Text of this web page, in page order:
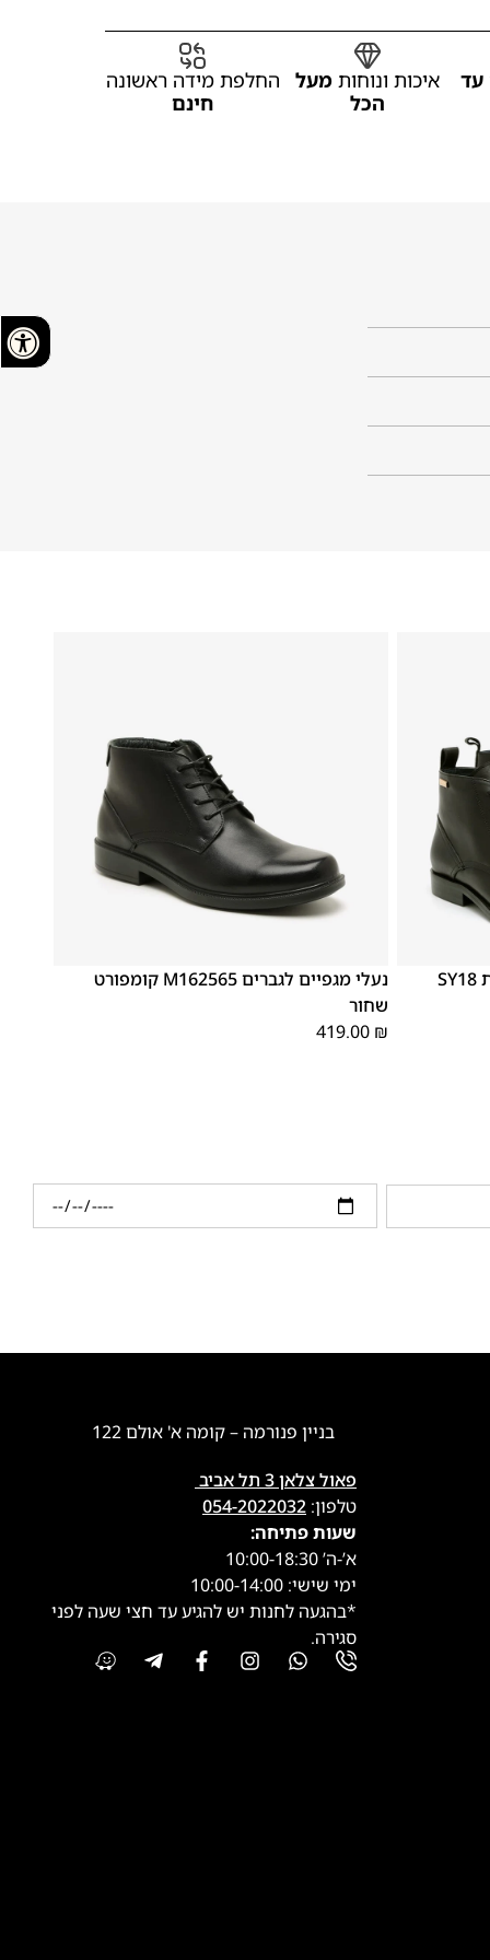
עד איכות ונוחות מעל
הכל
החלפת מידה ראשונה
חינם
נעלי מגפיים לגברים מידות גדולות SY18
נעלי מגפיים לגברים M162565 קומפורט
שחור
419.00 ₪
בניין פנורמה – קומה א' אולם 122
פאול צלאן 3 תל אביב
טלפון: 054-2022032
שעות פתיחה:
א’-ה’ 10:00-18:30
ימי שישי: 10:00-14:00
*בהגעה לחנות יש להגיע עד חצי שעה לפני
סגירה.